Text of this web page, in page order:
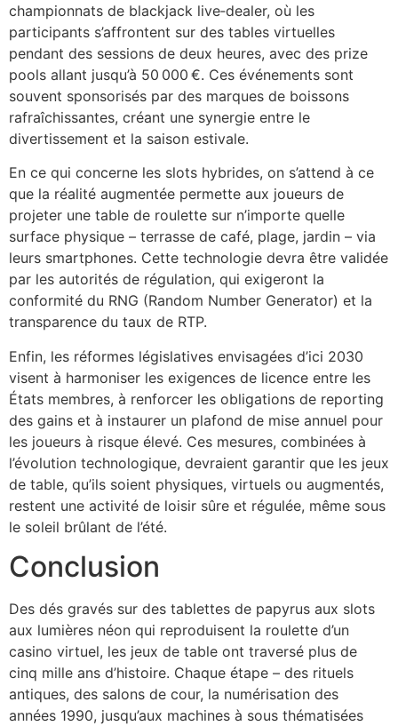
championnats de blackjack live‑dealer, où les
participants s’affrontent sur des tables virtuelles
pendant des sessions de deux heures, avec des prize
pools allant jusqu’à 50 000 €. Ces événements sont
souvent sponsorisés par des marques de boissons
rafraîchissantes, créant une synergie entre le
divertissement et la saison estivale.
En ce qui concerne les slots hybrides, on s’attend à ce
que la réalité augmentée permette aux joueurs de
projeter une table de roulette sur n’importe quelle
surface physique – terrasse de café, plage, jardin – via
leurs smartphones. Cette technologie devra être validée
par les autorités de régulation, qui exigeront la
conformité du RNG (Random Number Generator) et la
transparence du taux de RTP.
Enfin, les réformes législatives envisagées d’ici 2030
visent à harmoniser les exigences de licence entre les
États membres, à renforcer les obligations de reporting
des gains et à instaurer un plafond de mise annuel pour
les joueurs à risque élevé. Ces mesures, combinées à
l’évolution technologique, devraient garantir que les jeux
de table, qu’ils soient physiques, virtuels ou augmentés,
restent une activité de loisir sûre et régulée, même sous
le soleil brûlant de l’été.
Conclusion
Des dés gravés sur des tablettes de papyrus aux slots
aux lumières néon qui reproduisent la roulette d’un
casino virtuel, les jeux de table ont traversé plus de
cinq mille ans d’histoire. Chaque étape – des rituels
antiques, des salons de cour, la numérisation des
années 1990, jusqu’aux machines à sous thématisées